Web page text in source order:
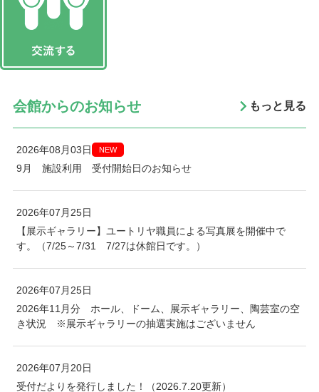
会館からのお知らせ もっと見る
2026年08月03日 NEW
9月 施設利用 受付開始日のお知らせ
2026年07月25日
【展示ギャラリー】ユートリヤ職員による写真展を開催中で
す。（7/25～7/31 7/27は休館日です。）
2026年07月25日
2026年11月分 ホール、ドーム、展示ギャラリー、陶芸室の空
き状況 ※展示ギャラリーの抽選実施はございません
2026年07月20日
受付だよりを発行しました！（2026.7.20更新）